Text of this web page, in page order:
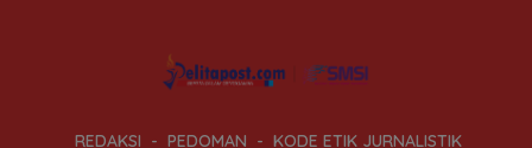
REDAKSI PEDOMAN KODE ETIK JURNALISTIK